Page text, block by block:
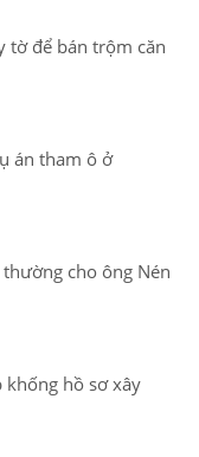
tờ để bán trộm căn
án tham ô ở
cho ông Nén
khống hồ sơ xây